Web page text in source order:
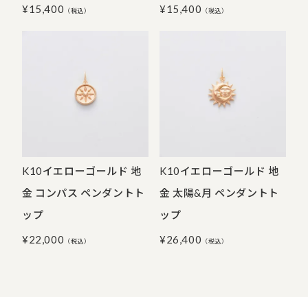
¥15,400 （税込） ¥15,400 （税込）
K10イエローゴールド 地
金 コンパス ペンダントト
ップ
¥22,000 （税込）
K10イエローゴールド 地
金 太陽&月 ペンダントト
ップ
¥26,400 （税込）